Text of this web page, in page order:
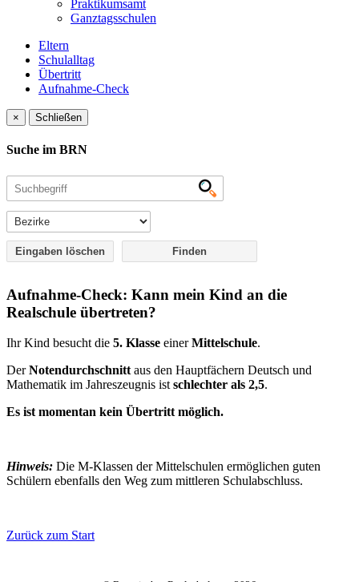
Praktikumsamt
Ganztagsschulen
Eltern
Schulalltag
Übertritt
Aufnahme-Check
× Schließen
Suche im BRN
Eingaben löschen
Aufnahme-Check: Kann mein Kind an die
Realschule übertreten?
Ihr Kind besucht die 5. Klasse einerMittelschule.
DerNotendurchschnitt aus den Hauptfächern Deutsch und
Mathematik im Jahreszeugnis ist schlechter als 2,5.
Es ist momentan kein Übertritt möglich.
Hinweis: Die M-Klassen der Mittelschulen ermöglichen guten
Schülern ebenfalls den Weg zum mittleren Schulabschluss.
Zurück zum Start